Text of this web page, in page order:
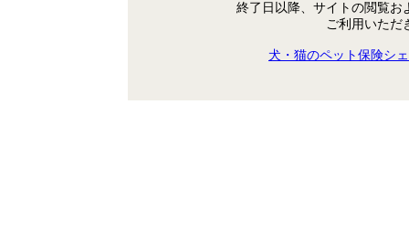
終了日以降、サイトの閲覧お
ご利用いただ
犬・猫のペット保険シ